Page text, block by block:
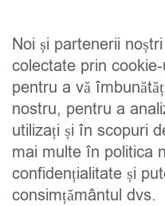
Servicii
Excursii
Circuite
Maroc
Urmareste-ne
Noi și partenerii
colectate prin
pentru a vă
nostru, pentru a
utilizați și în scopuri
mai multe în politica
confidențialitate și
consimțământul dvs.